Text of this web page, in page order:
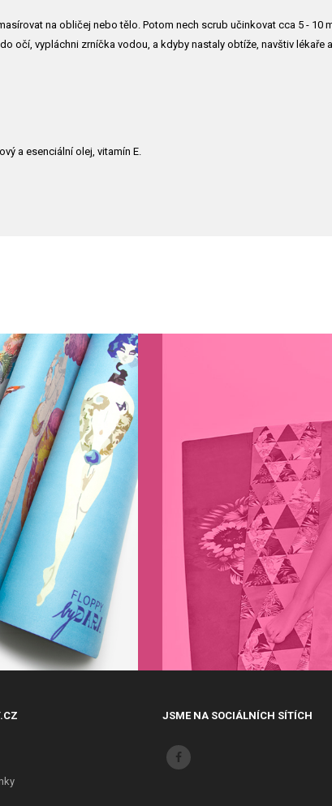
na obličej nebo tělo. Potom nech scrub učinkovat cca 5 - 10
očí, vypláchni zrníčka vodou, a kdyby nastaly obtíže, navštiv lékaře
a esenciální olej, vitamín E.
JSME NA SOCIÁLNÍCH SÍTÍCH